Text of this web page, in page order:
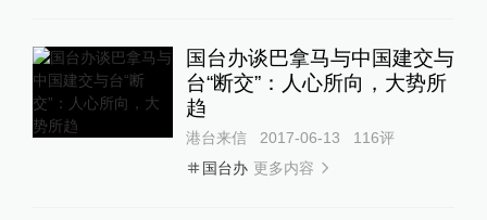
国台办谈巴拿马与中国建交与
台“断交”：人心所向，大势所
趋
港台来信 2017-06-13 116评
国台办 更多内容